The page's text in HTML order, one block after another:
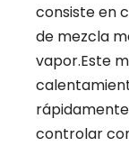
consiste en
de mezcla
vapor.Este
controlar